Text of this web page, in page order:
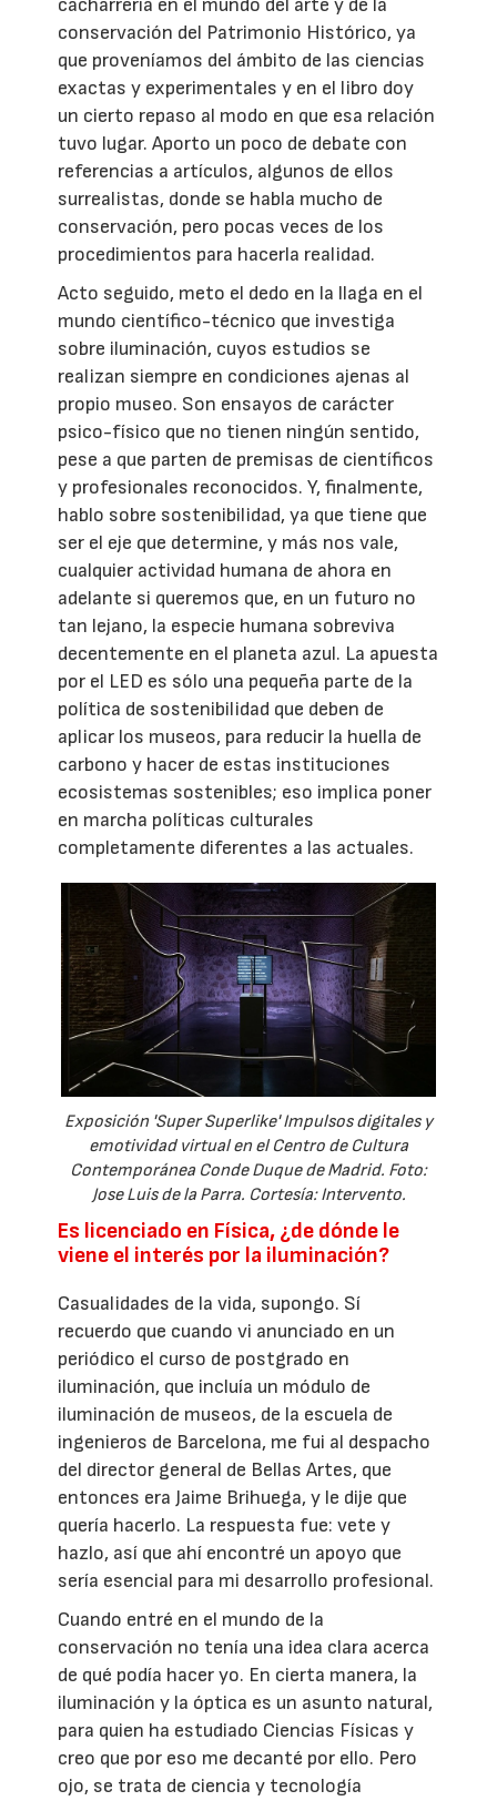
conservación del Patrimonio Histórico, ya
que proveníamos del ámbito de las ciencias
exactas y experimentales y en el libro doy
un cierto repaso al modo en que esa relación
tuvo lugar. Aporto un poco de debate con
referencias a artículos, algunos de ellos
surrealistas, donde se habla mucho de
conservación, pero pocas veces de los
procedimientos para hacerla realidad.
Acto seguido, meto el dedo en la llaga en el
mundo científico-técnico que investiga
sobre iluminación, cuyos estudios se
realizan siempre en condiciones ajenas al
propio museo. Son ensayos de carácter
psico-físico que no tienen ningún sentido,
pese a que parten de premisas de científicos
y profesionales reconocidos. Y, finalmente,
hablo sobre sostenibilidad, ya que tiene que
ser el eje que determine, y más nos vale,
cualquier actividad humana de ahora en
adelante si queremos que, en un futuro no
tan lejano, la especie humana sobreviva
decentemente en el planeta azul. La apuesta
por el LED es sólo una pequeña parte de la
política de sostenibilidad que deben de
aplicar los museos, para reducir la huella de
carbono y hacer de estas instituciones
ecosistemas sostenibles; eso implica poner
en marcha políticas culturales
completamente diferentes a las actuales.
Exposición 'Super Superlike' Impulsos digitales y
emotividad virtual en el Centro de Cultura
Contemporánea Conde Duque de Madrid. Foto:
Jose Luis de la Parra. Cortesía: Intervento.
Es licenciado en Física, ¿de dónde le
viene el interés por la iluminación?
Casualidades de la vida, supongo. Sí
recuerdo que cuando vi anunciado en un
periódico el curso de postgrado en
iluminación, que incluía un módulo de
iluminación de museos, de la escuela de
ingenieros de Barcelona, me fui al despacho
del director general de Bellas Artes, que
entonces era Jaime Brihuega, y le dije que
quería hacerlo. La respuesta fue: vete y
hazlo, así que ahí encontré un apoyo que
sería esencial para mi desarrollo profesional.
Cuando entré en el mundo de la
conservación no tenía una idea clara acerca
de qué podía hacer yo. En cierta manera, la
iluminación y la óptica es un asunto natural,
para quien ha estudiado Ciencias Físicas y
creo que por eso me decanté por ello. Pero
ojo, se trata de ciencia y tecnología